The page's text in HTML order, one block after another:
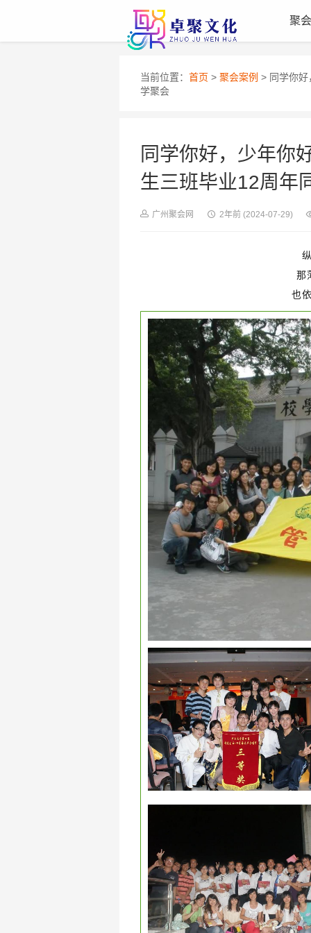
聚
当前位置： 首页 > 聚会案例 > 同学你
学聚会
同学你好，少年你
生三班毕业12周年
广州聚会网 2年前 (2024-07-29)
那
也